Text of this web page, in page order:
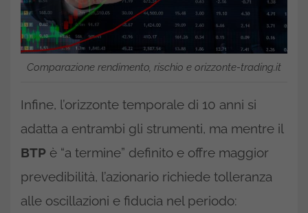
Comparazione rendimento, rischio e orizzonte-trading.it
Infine, l’orizzonte temporale di 10 anni si
adatta a entrambi gli strumenti, ma mentre il
BTP è “a termine” definito e offre maggior
prevedibilità, l’azionario richiede tolleranza
alle oscillazioni e fiducia nel periodo: